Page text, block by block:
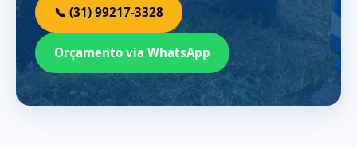
📞 (31) 99217-3328
Orçamento via WhatsApp